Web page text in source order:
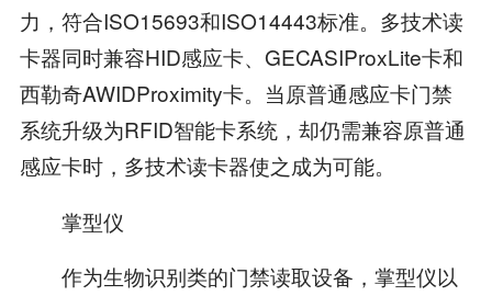
力，符合ISO15693和ISO14443标准。多技术读
卡器同时兼容HID感应卡、GECASIProxLite卡和
西勒奇AWIDProximity卡。当原普通感应卡门禁
系统升级为RFID智能卡系统，却仍需兼容原普通
感应卡时，多技术读卡器使之成为可能。
掌型仪
作为生物识别类的门禁读取设备，掌型仪以